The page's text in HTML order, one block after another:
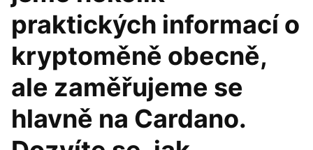
praktických informací o
kryptoměně obecně,
ale zaměřujeme se
hlavně na Cardano.